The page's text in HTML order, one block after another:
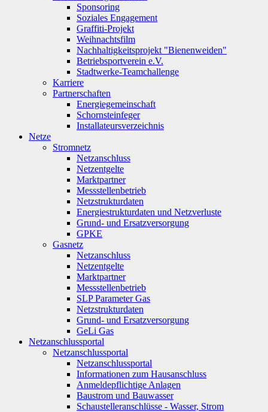
Sponsoring
Soziales Engagement
Graffiti-Projekt
Weihnachtsfilm
Nachhaltigkeitsprojekt "Bienenweiden"
Betriebsportverein e.V.
Stadtwerke-Teamchallenge
Karriere
Partnerschaften
Energiegemeinschaft
Schornsteinfeger
Installateursverzeichnis
Netze
Stromnetz
Netzanschluss
Netzentgelte
Marktpartner
Messstellenbetrieb
Netzstrukturdaten
Energiestrukturdaten und Netzverluste
Grund- und Ersatzversorgung
GPKE
Gasnetz
Netzanschluss
Netzentgelte
Marktpartner
Messstellenbetrieb
SLP Parameter Gas
Netzstrukturdaten
Grund- und Ersatzversorgung
GeLi Gas
Netzanschlussportal
Netzanschlussportal
Netzanschlussportal
Informationen zum Hausanschluss
Anmeldepflichtige Anlagen
Baustrom und Bauwasser
Schaustelleranschlüsse - Wasser, Strom